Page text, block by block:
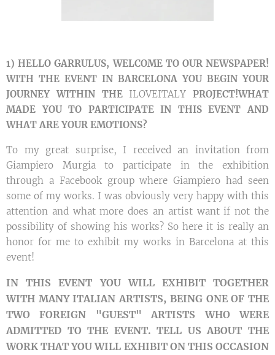
1) HELLO GARRULUS, WELCOME TO OUR NEWSPAPER!
WITH THE EVENT IN BARCELONA YOU BEGIN YOUR
JOURNEY WITHIN THE ILOVEITALY PROJECT!WHAT
MADE YOU TO PARTICIPATE IN THIS EVENT AND
WHAT ARE YOUR EMOTIONS?
To my great surprise, I received an invitation from
Giampiero Murgia to participate in the exhibition
through a Facebook group where Giampiero had seen
some of my works. I was obviously very happy with this
attention and what more does an artist want if not the
possibility of showing his works? So here it is really an
honor for me to exhibit my works in Barcelona at this
event!
IN THIS EVENT YOU WILL EXHIBIT TOGETHER
WITH MANY ITALIAN ARTISTS, BEING ONE OF THE
TWO FOREIGN "GUEST" ARTISTS WHO WERE
ADMITTED TO THE EVENT. TELL US ABOUT THE
WORK THAT YOU WILL EXHIBIT ON THIS OCCASION